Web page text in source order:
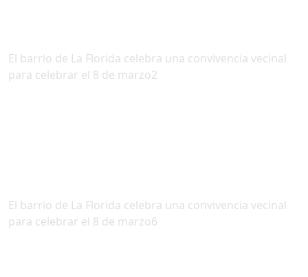
El barrio de La Florida celebra una convivencia vecinal
para celebrar el 8 de marzo2
El barrio de La Florida celebra una convivencia vecinal
para celebrar el 8 de marzo6